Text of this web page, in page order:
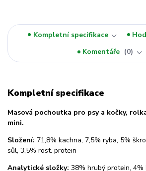
Kompletní specifikace
Komentáře
0
Kompletní specifikace
Masová pochoutka pro psy a kočky,
mini.
Složení: 71,8% kachna, 7,5% ryba, 5%
sůl, 3,5% rost. protein
Analytické složky: 38% hrubý protein,